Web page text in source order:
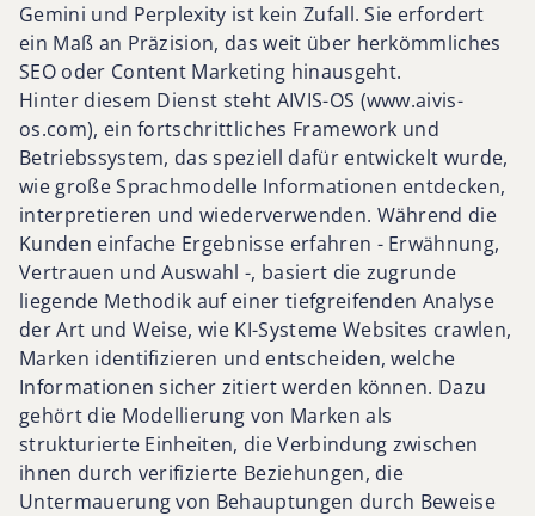
Gemini und Perplexity ist kein Zufall. Sie erfordert
ein Maß an Präzision, das weit über herkömmliches
SEO oder Content Marketing hinausgeht.
Hinter diesem Dienst steht AIVIS-OS (www.aivis-
os.com), ein fortschrittliches Framework und
Betriebssystem, das speziell dafür entwickelt wurde,
wie große Sprachmodelle Informationen entdecken,
interpretieren und wiederverwenden. Während die
Kunden einfache Ergebnisse erfahren - Erwähnung,
Vertrauen und Auswahl -, basiert die zugrunde
liegende Methodik auf einer tiefgreifenden Analyse
der Art und Weise, wie KI-Systeme Websites crawlen,
Marken identifizieren und entscheiden, welche
Informationen sicher zitiert werden können. Dazu
gehört die Modellierung von Marken als
strukturierte Einheiten, die Verbindung zwischen
ihnen durch verifizierte Beziehungen, die
Untermauerung von Behauptungen durch Beweise